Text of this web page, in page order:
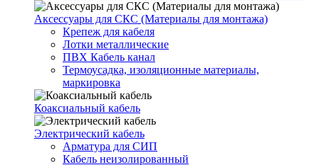
Аксессуары для СКС (Материалы для монтажа)
Крепеж для кабеля
Лотки металлические
ПВХ Кабель канал
Термоусадка, изоляционные материалы,
маркировка
Коаксиальный кабель
Электрический кабель
Арматура для СИП
Кабель неизолированный